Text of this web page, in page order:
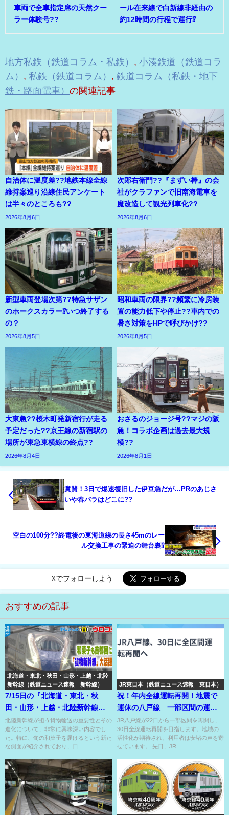
車両で全車指定席の天然クー
ラー体験号??
ール在来線で白新線非経由の
約12時間の行程で運行⁉
地方私鉄（鉄道コラム・私鉄） , 小湊鉄道（鉄道コラ
ム） , 私鉄（鉄道コラム） , 鉄道コラム（私鉄・地下
鉄・路面電車） の関連記事
自治体に温度差??地鉄本線全線
維持案巡り沿線住民アンケート
は半々のところも??
2026年8月6日
次郎右衛門??『まずい棒』の会
社がクラファンで旧南海電車を
魔改造して観光列車化??
2026年8月6日
新型車両登場次第??特急サザン
のホークスカラー⁉いつ終了する
の？
2026年8月5日
昭和車両の限界??頻繁に冷房装
置の能力低下や停止??車内での
暑さ対策をHPで呼びかけ??
2026年8月5日
大東急??桜木町発新宿行が走る
予定だった??京王線の新宿駅の
場所が東急東横線の終点??
2026年8月4日
おさるのジョージ号??マジの阪
急！コラボ企画は過去最大規
模??
2026年8月1日
賞賛！3日で爆速復旧した伊豆急だが…PRのあじさ
いや春バラはどこに??
空白の100分??終電後の東海道線の長さ45mのレー
ル交換工事の緊迫の舞台裏⁉
Xでフォローしよう
おすすめの記事
北海道・東北・秋田・山形・上越・北陸
新幹線（鉄道ニュース速報 新幹線）
7/15日の『北海道・東北・秋
田・山形・上越・北陸新幹線』
のニュース
北陸新幹線が担う貨物輸送の重要性とその
進化について、非常に興味深い内容でし
た。特に、旬の和菓子を届けるという新た
な側面が紹介されており、日...
JR東日本（鉄道ニュース速報 東日本）
祝！年内全線運転再開！地震で
運休の八戸線 一部区間の運転
は12/22から運転！
JR八戸線が22日から一部区間を再開し、
30日全線運転再開を目指します。地域の
活性化が期待され、利用者は安堵の声を寄
せています。 先日、JR...